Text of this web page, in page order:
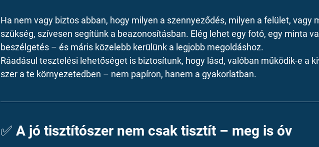
Ha nem vagy biztos abban, hogy milyen a szennyeződés, milyen a felület, vagy
szükség, szívesen segítünk a beazonosításban. Elég lehet egy fotó, egy minta
beszélgetés – és máris közelebb kerülünk a legjobb megoldáshoz.
Ráadásul tesztelési lehetőséget is biztosítunk, hogy lásd, valóban működik-e a
szer a te környezetedben – nem papíron, hanem a gyakorlatban.
✅ A jó tisztítószer nem csak tisztít – meg is óv